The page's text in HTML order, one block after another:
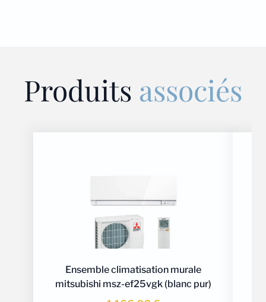
Produits associés
Ensemble climatisation murale
mitsubishi msz-ef25vgk (blanc pur)